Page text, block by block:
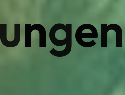
ungen